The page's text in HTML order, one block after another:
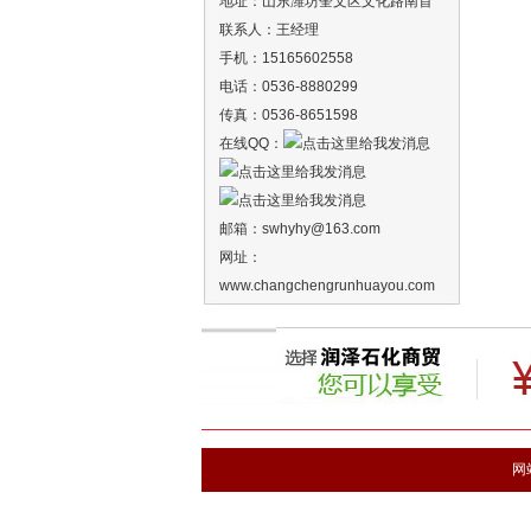
联系人：王经理
手机：15165602558
电话：0536-8880299
传真：0536-8651598
在线QQ：
邮箱： swhyhy@163.com
网址：
www.changchengrunhuayou.com
网